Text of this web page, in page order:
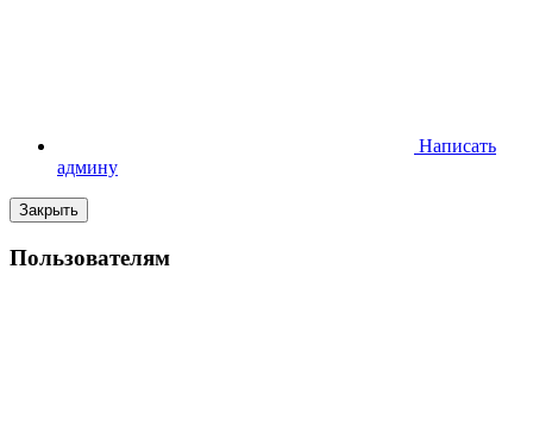
Написать
админу
Закрыть
Пользователям